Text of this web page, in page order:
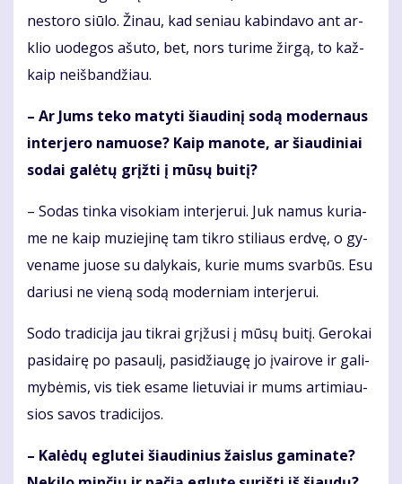
ne­sto­ro siū­lo. Ži­nau, kad se­niau ka­bin­da­vo ant ar­
klio uo­de­gos ašu­to, bet, nors tu­ri­me žir­gą, to kaž­
kaip ne­iš­ban­džiau.
– Ar Jums te­ko ma­ty­ti šiau­di­nį so­dą mo­der­naus
in­ter­je­ro na­muo­se? Kaip ma­no­te, ar šiau­di­niai
so­dai ga­lė­tų grįž­ti į mū­sų bui­tį?
– So­das tin­ka vi­so­kiam in­ter­je­rui. Juk na­mus ku­ria­
me ne kaip mu­zie­ji­nę tam tik­ro sti­liaus erd­vę, o gy­
ve­na­me juo­se su da­ly­kais, ku­rie mums svar­būs. Esu
da­riu­si ne vie­ną so­dą mo­der­niam in­ter­je­rui.
So­do tra­di­ci­ja jau tik­rai grį­žu­si į mū­sų bui­tį. Ge­ro­kai
pa­si­dai­rę po pa­sau­lį, pa­si­džiau­gę jo įvai­ro­ve ir ga­li­
my­bė­mis, vis tiek esa­me lie­tu­viai ir mums ar­ti­miau­
sios sa­vos tra­di­ci­jos.
– Ka­lė­dų eg­lu­tei šiau­di­nius žais­lus ga­mi­na­te?